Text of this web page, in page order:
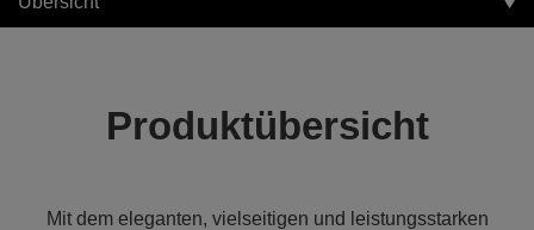
Produktübersicht
Mit dem eleganten, vielseitigen und leistungsstarken